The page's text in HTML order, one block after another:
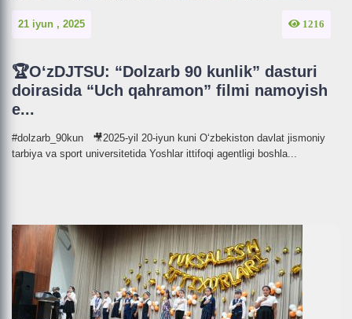
21 iyun , 2025 1216
🏆O‘zDJTSU: “Dolzarb 90 kunlik” dasturi
doirasida “Uch qahramon” filmi namoyish
e...
#dolzarb_90kun 🎥2025-yil 20-iyun kuni O‘zbekiston davlat jismoniy
tarbiya va sport universitetida Yoshlar ittifoqi agentligi boshla...